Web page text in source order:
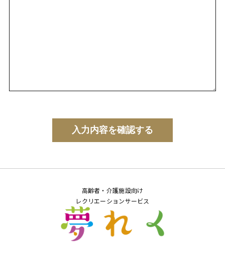
高齢者・介護施設向け
レクリエーションサービス